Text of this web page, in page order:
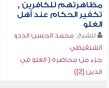
مظاهرتهم للكافرين ,
تكفير الحكام عند أهل
الغلو
للشيخ: محمد الحسن الددو
الشنقيطي
جزء من محاضرة ( الغلو في
الدين [2])